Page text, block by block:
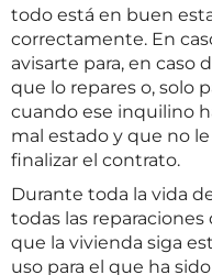
todo está en buen
correctamente. En
avisarte para, en caso
que lo repares o, solo
cuando ese inquilino
mal estado y que no
finalizar el contrato.
Durante toda la vida
todas las reparaciones
que la vivienda siga
uso para el que ha